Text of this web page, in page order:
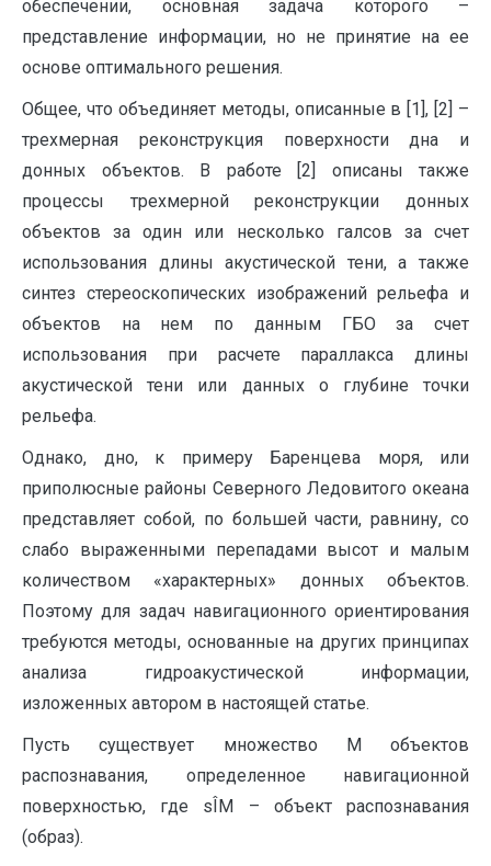
обеспечении, основная задача которого –
представление информации, но не принятие на ее
основе оптимального решения.
Общее, что объединяет методы, описанные в [1], [2] –
трехмерная реконструкция поверхности дна и
донных объектов. В работе [2] описаны также
процессы трехмерной реконструкции донных
объектов за один или несколько галсов за счет
использования длины акустической тени, а также
синтез стереоскопических изображений рельефа и
объектов на нем по данным ГБО за счет
использования при расчете параллакса длины
акустической тени или данных о глубине точки
рельефа.
Однако, дно, к примеру Баренцева моря, или
приполюсные районы Северного Ледовитого океана
представляет собой, по большей части, равнину, со
слабо выраженными перепадами высот и малым
количеством «характерных» донных объектов.
Поэтому для задач навигационного ориентирования
требуются методы, основанные на других принципах
анализа гидроакустической информации,
изложенных автором в настоящей статье.
Пусть существует множество М объектов
распознавания, определенное навигационной
поверхностью, где sÎM – объект распознавания
(образ).